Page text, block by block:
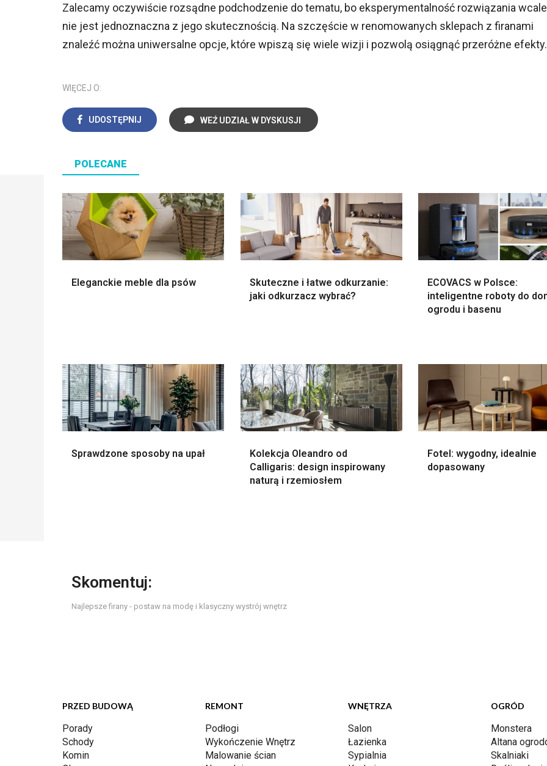
Zalecamy oczywiście rozsądne podchodzenie do tematu, bo eksperymentalność rozwiązania wcale
nie jest jednoznaczna z jego skutecznością. Na szczęście w renomowanych sklepach z firanami
znaleźć można uniwersalne opcje, które wpiszą się wiele wizji i pozwolą osiągnąć przeróżne efekty.
WIĘCEJ O:
UDOSTĘPNIJ WEŹ UDZIAŁ W DYSKUSJI
POLECANE
Eleganckie meble dla psów
Skuteczne i łatwe odkurzanie:
jaki odkurzacz wybrać?
ECOVACS w Polsce:
inteligentne roboty do
ogrodu i basenu
Sprawdzone sposoby na upał
Kolekcja Oleandro od
Calligaris: design inspirowany
naturą i rzemiosłem
Fotel: wygodny, idealnie
dopasowany
Skomentuj:
Najlepsze firany - postaw na modę i klasyczny wystrój wnętrz
PRZED BUDOWĄ
Porady
Schody
Komin
REMONT
Podłogi
Wykończenie Wnętrz
Malowanie ścian
WNĘTRZA
Salon
Łazienka
Sypialnia
OGRÓD
Monstera
Altana
Skalniaki